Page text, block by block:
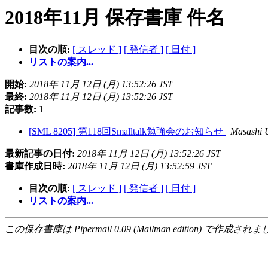
2018年11月 保存書庫 件名
目次の順: [ スレッド ] [ 発信者 ] [ 日付 ]
リストの案内...
開始: 2018年 11月 12日 (月) 13:52:26 JST
最終: 2018年 11月 12日 (月) 13:52:26 JST
記事数: 1
[SML 8205] 第118回Smalltalk勉強会のお知らせ Masashi
最新記事の日付: 2018年 11月 12日 (月) 13:52:26 JST
書庫作成日時: 2018年 11月 12日 (月) 13:52:59 JST
目次の順: [ スレッド ] [ 発信者 ] [ 日付 ]
リストの案内...
この保存書庫は Pipermail 0.09 (Mailman edition) で作成されま